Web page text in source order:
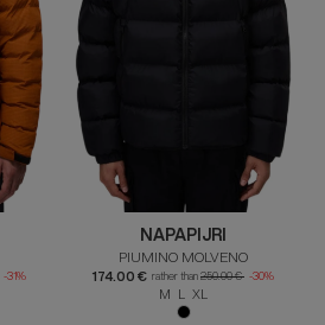
-31%
NAPAPIJRI
PIUMINO MOLVENO
174.00 € rather than 250.00 € -30%
M L XL